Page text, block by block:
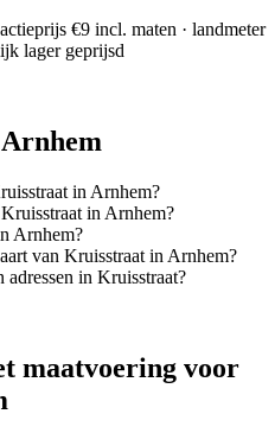
€9 incl. maten · landmeter
lager geprijsd
in Arnhem?
in Arnhem?
Arnhem?
van Kruisstraat in Arnhem?
in Kruisstraat?
maatvoering voor